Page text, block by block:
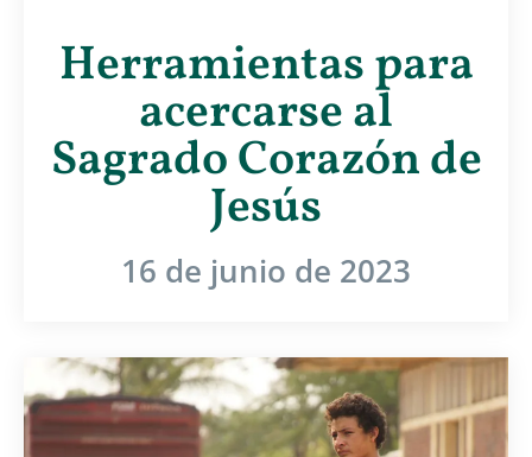
Herramientas para
acercarse al
Sagrado Corazón de
Jesús
16 de junio de 2023